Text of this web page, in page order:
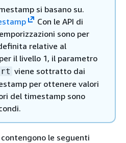
si basano su.
Con le API di
sono per
relative al
il livello 1, il parametro
viene sottratto dai
per ottenere valori
del timestamp sono
le seguenti